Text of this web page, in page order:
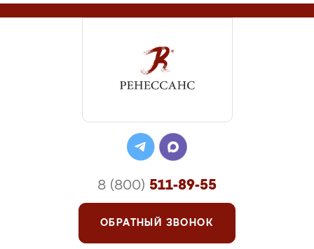
8 (800) 511-89-55
ОБРАТНЫЙ ЗВОНОК